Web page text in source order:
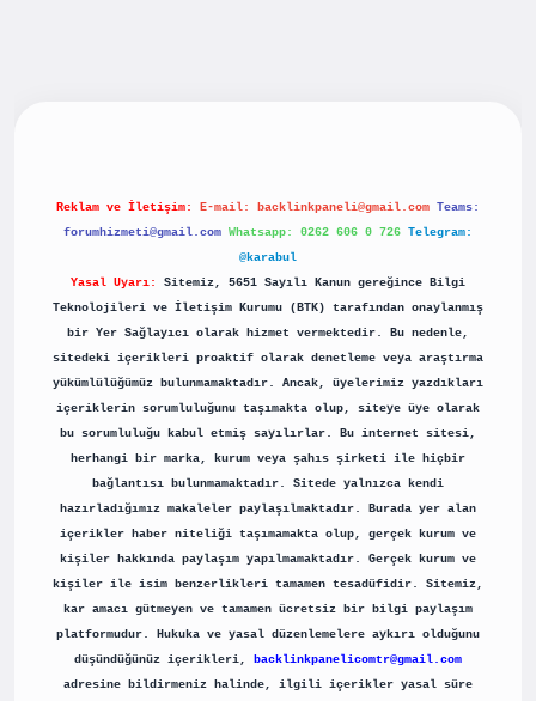
Reklam ve İletişim: E-mail: backlinkpaneli@gmail.com Teams:
forumhizmeti@gmail.com Whatsapp: 0262 606 0 726 Telegram:
@karabul
Yasal Uyarı:
Sitemiz, 5651 Sayılı Kanun gereğince Bilgi
Teknolojileri ve İletişim Kurumu (BTK) tarafından onaylanmış
bir Yer Sağlayıcı olarak hizmet vermektedir. Bu nedenle,
sitedeki içerikleri proaktif olarak denetleme veya araştırma
yükümlülüğümüz bulunmamaktadır. Ancak, üyelerimiz yazdıkları
içeriklerin sorumluluğunu taşımakta olup, siteye üye olarak
bu sorumluluğu kabul etmiş sayılırlar. Bu internet sitesi,
herhangi bir marka, kurum veya şahıs şirketi ile hiçbir
bağlantısı bulunmamaktadır. Sitede yalnızca kendi
hazırladığımız makaleler paylaşılmaktadır. Burada yer alan
içerikler haber niteliği taşımamakta olup, gerçek kurum ve
kişiler hakkında paylaşım yapılmamaktadır. Gerçek kurum ve
kişiler ile isim benzerlikleri tamamen tesadüfidir. Sitemiz,
kar amacı gütmeyen ve tamamen ücretsiz bir bilgi paylaşım
platformudur. Hukuka ve yasal düzenlemelere aykırı olduğunu
düşündüğünüz içerikleri,
backlinkpanelicomtr@gmail.com
adresine bildirmeniz halinde, ilgili içerikler yasal süre